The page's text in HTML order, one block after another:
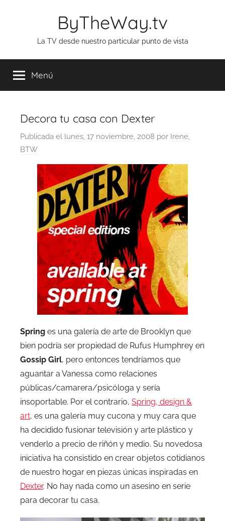
ByTheWay.tv
La TV desde nuestro particular punto de vista
Menú
Decora tu casa con Dexter
Publicada el lunes, 17 noviembre, 2008 por Irene,
BTW
Spring es una galería de arte de Brooklyn que
bien podría ser propiedad de Rufus Humphrey en
Gossip Girl, pero entonces tendríamos que
aguantar a Vanessa como relaciones
públicas/camarera/psicóloga y sería
insoportable. Por el contrario, Spring, design &
art, es una galería muy cucona y muy cara que
ha decidido fusionar televisión y arte plástico y
venderlo a precio de riñón y medio. Su novedosa
iniciativa ha consistido en crear objetos cotidianos
de nuestro hogar en piezas únicas inspiradas en
Dexter. No hay nada como un asesino en serie
para decorar tu casa.